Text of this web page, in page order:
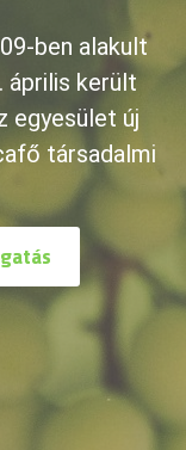
ben alakult
április került
egyesület új
társadalmi